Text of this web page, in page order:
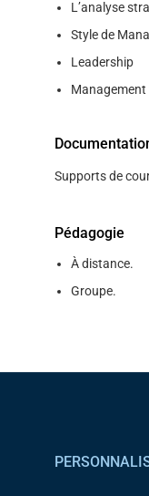
L’analyse
Style de
Leadership
Management
Supports de
Pédagogie
À distance.
Groupe.